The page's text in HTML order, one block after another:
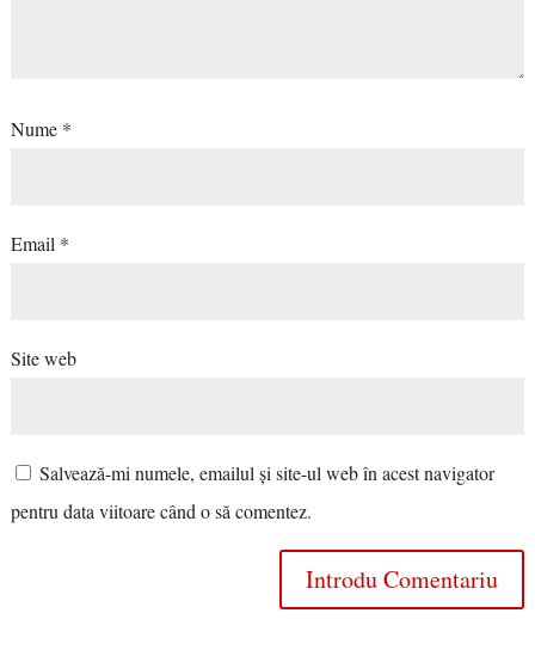
Nume *
Email *
Site web
Salvează-mi numele, emailul și site-ul web în acest navigator
pentru data viitoare când o să comentez.